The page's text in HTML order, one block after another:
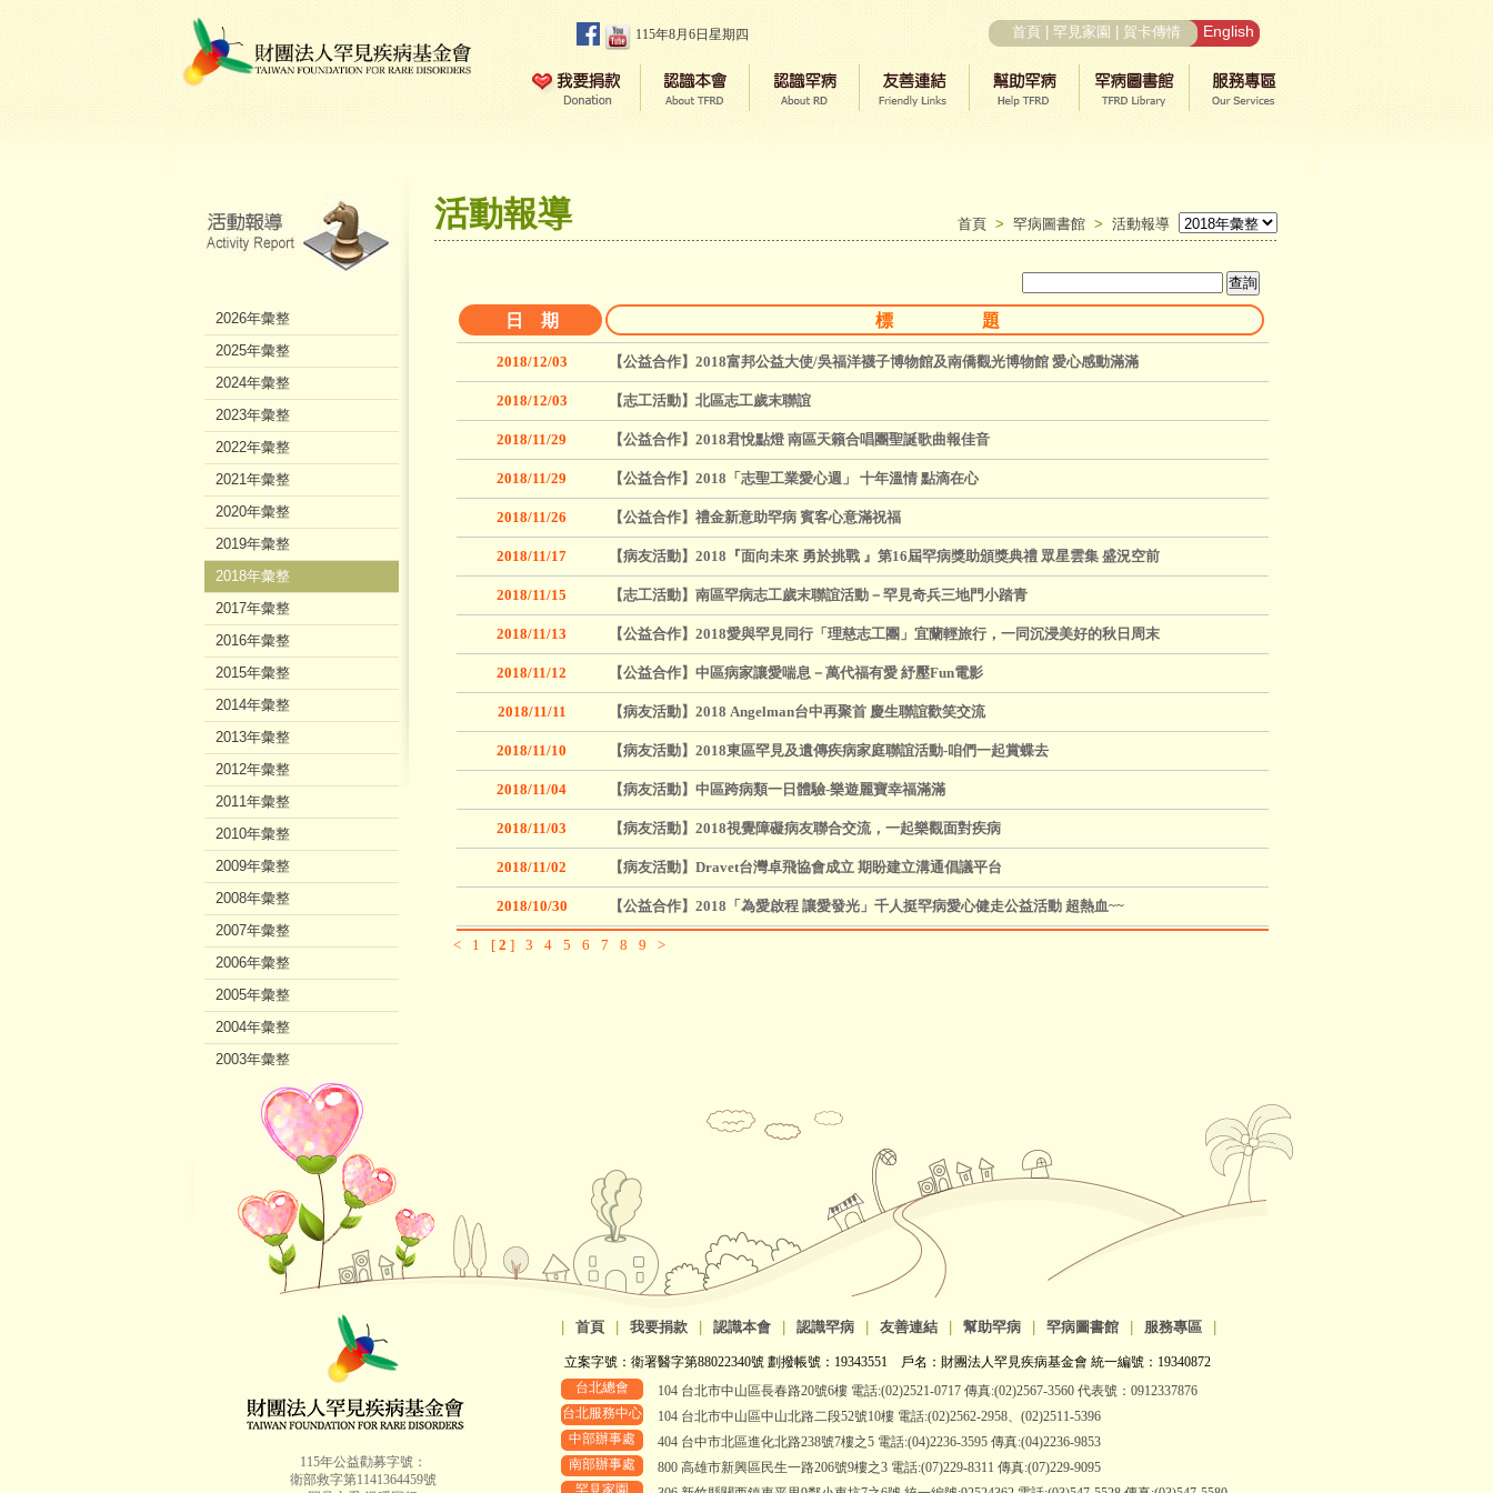
115年8月6日星期四 首頁 罕見家園 賀卡傳情 English
活動報導 首頁 > 罕病圖書館 > 活動報導
日 期 標 題
2018/12/03 【公益合作】2018富邦公益大使/吳福洋襪子博物館及南僑觀光博物館 愛心感動滿滿
2018/12/03 【志工活動】北區志工歲末聯誼
2018/11/29 【公益合作】2018君悅點燈 南區天籟合唱團聖誕歌曲報佳音
2018/11/29 【公益合作】2018「志聖工業愛心週」 十年溫情 點滴在心
2018/11/26 【公益合作】禮金新意助罕病 賓客心意滿祝福
2018/11/17 【病友活動】2018『面向未來 勇於挑戰 』第16屆罕病獎助頒獎典禮 眾星雲集 盛況空前
2018/11/15 【志工活動】南區罕病志工歲末聯誼活動－罕見奇兵三地門小踏青
2018/11/13 【公益合作】2018愛與罕見同行「理慈志工團」宜蘭輕旅行，一同沉浸美好的秋日周末
2018/11/12 【公益合作】中區病家讓愛喘息－萬代福有愛 紓壓Fun電影
2018/11/11 【病友活動】2018 Angelman台中再聚首 慶生聯誼歡笑交流
2018/11/10 【病友活動】2018東區罕見及遺傳疾病家庭聯誼活動-咱們一起賞蝶去
2018/11/04 【病友活動】中區跨病類一日體驗-樂遊麗寶幸福滿滿
2018/11/03 【病友活動】2018視覺障礙病友聯合交流，一起樂觀面對疾病
2018/11/02 【病友活動】Dravet台灣卓飛協會成立 期盼建立溝通倡議平台
2018/10/30 【公益合作】2018「為愛啟程 讓愛發光」千人挺罕病愛心健走公益活動 超熱血~~
< 1 [ 2 ] 3 4 5 6 7 8 9 >
2026年彙整
2025年彙整
2024年彙整
2023年彙整
2022年彙整
2021年彙整
2020年彙整
2019年彙整
2018年彙整
2017年彙整
2016年彙整
2015年彙整
2014年彙整
2013年彙整
2012年彙整
2011年彙整
2010年彙整
2009年彙整
2008年彙整
2007年彙整
2006年彙整
2005年彙整
2004年彙整
2003年彙整
2002年彙整
115年公益勸募字號：
衛部救字第1141364459號
首頁 我要捐款 認識本會 認識罕病 友善連結 幫助罕病 罕病圖書館 服務專區
立案字號：衛署醫字第88022340號 劃撥帳號：19343551 戶名：財團法人罕見疾病基金會 統一編號：19340872
台北總會
104 台北市中山區長春路20號6樓 電話:(02)2521-0717 傳真:(02)2567-3560 代表號：0912337876
台北服務中心
104 台北市中山區中山北路二段52號10樓 電話:(02)2562-2958、(02)2511-5396
中部辦事處
404 台中市北區進化北路238號7樓之5 電話:(04)2236-3595 傳真:(04)2236-9853
南部辦事處
800 高雄市新興區民生一路206號9樓之3 電話:(07)229-8311 傳真:(07)229-9095
罕見家園